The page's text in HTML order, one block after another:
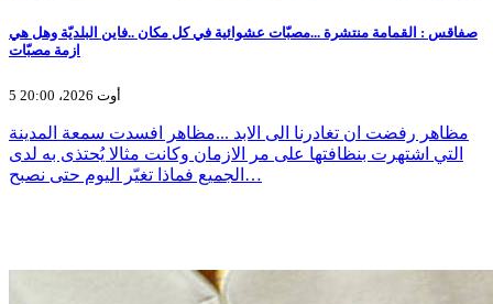
صفاقس : القمامة منتشرة ...مصبّات عشوائية في كل مكان ..فاين البلديّة وهل هي
ازمة مصبّات
5 أوت 2026، 20:00
مظاهر رفضت ان تغادرنا الى الابد ...مظاهر افسدت سمعة المدينة
التي اشتهرت بنظافتها على مر الازمان وكانت مثالا يُحتذى به لدى
الجميع فماذا تغيّر اليوم حتى نصبح…